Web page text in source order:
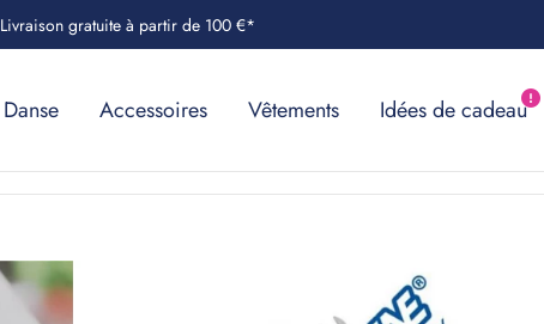
Livraison gratuite à partir de 100 €*
Danse Accessoires Vêtements Idées de cadeau